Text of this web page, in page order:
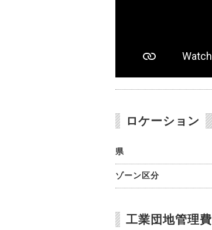
ロケーション
県
ゾーン区分
工業団地管理費